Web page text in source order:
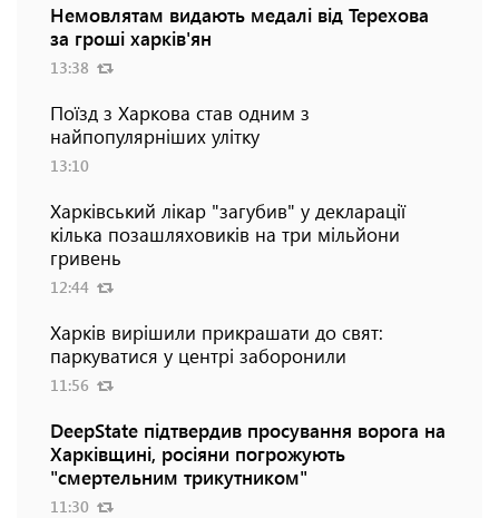
Немовлятам видають медалі від Терехова
за гроші харків'ян
13:38
Поїзд з Харкова став одним з
найпопулярніших улітку
13:10
Харківський лікар "загубив" у декларації
кілька позашляховиків на три мільйони
гривень
12:44
Харків вирішили прикрашати до свят:
паркуватися у центрі заборонили
11:56
DeepState підтвердив просування ворога на
Харківщині, росіяни погрожують
"смертельним трикутником"
11:30